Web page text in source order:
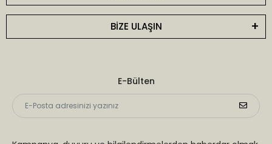
BİZE ULAŞIN
E-Bülten